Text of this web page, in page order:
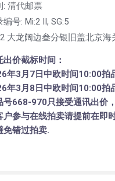
: 清代邮票
编号: Mi:2 II, SG:5
大龙阔边叁分银旧盖北京海
出价截标时间：
年3月7日中欧时间10:00拍
年3月8日中欧时间10:00拍
号668-970只接受通讯出价
户参与在线拍卖请提前在即
免错过拍卖.